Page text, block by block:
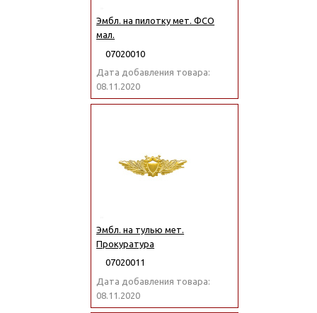
Эмбл. на пилотку мет. ФСО
мал.
07020010
Дата добавления товара:
08.11.2020
Эмбл. на тулью мет.
Прокуратура
07020011
Дата добавления товара:
08.11.2020